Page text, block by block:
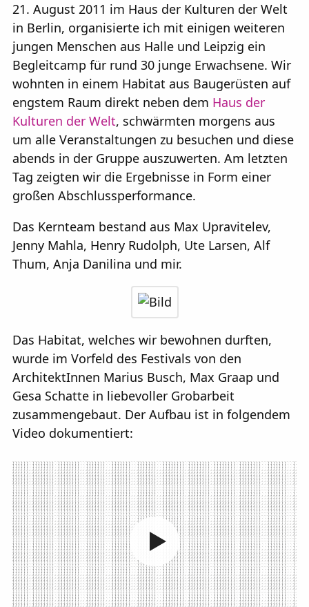
Rollen:
Projektart:
abgelegt
Blog
21. August 2011 im Haus der Kulturen der Welt
in Berlin, organisierte ich mit einigen weiteren
jungen Menschen aus Halle und Leipzig ein
Begleitcamp für rund 30 junge Erwachsene. Wir
wohnten in einem Habitat aus Baugerüsten auf
engstem Raum direkt neben dem Haus der
Kulturen der Welt, schwärmten morgens aus
um alle Veranstaltungen zu besuchen und diese
abends in der Gruppe auszuwerten. Am letzten
Tag zeigten wir die Ergebnisse in Form einer
großen Abschlussperformance.
Das Kernteam bestand aus Max Upravitelev,
Jenny Mahla, Henry Rudolph, Ute Larsen, Alf
Thum, Anja Danilina und mir.
Das Habitat, welches wir bewohnen durften,
wurde im Vorfeld des Festivals von den
ArchitektInnen Marius Busch, Max Graap und
Gesa Schatte in liebevoller Grobarbeit
zusammengebaut. Der Aufbau ist in folgendem
Video dokumentiert: